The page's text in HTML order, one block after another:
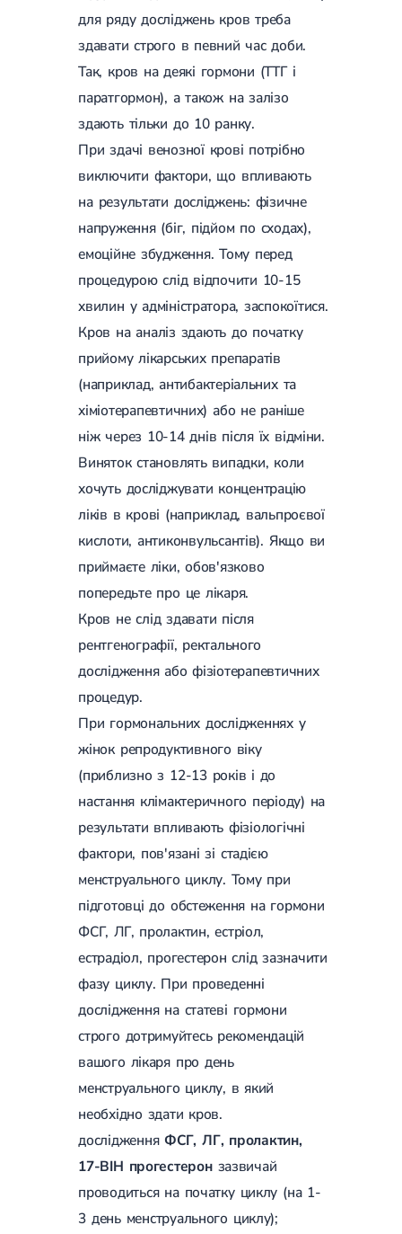
Розрив зв'язок
Розрив зв'язок плечового суглобу
Розрив зв'язок колінного суглоба
Розрив зв'язок гомілковостопного суглобу
Травми сухожиль та м'язів
Ендокринологія
Цукровий діабет
Цукровий діабет 1 типу
Цукровий діабет 2 типу
Нецукровий діабет
Школа діабету
Дифузний токсичний зоб (Базедова хвороба)
Вузловий зоб
Підгострий тиреоїдит
Аутоиммунный тиреоидит
Хронічний тиреоїдит
Гіпертиреоз
Хвороба Іценко-Кушинга
Гіпоталамічний синдром
Кіста щитовидної залози
Метаболічний синдром
Фізіотерапія
Ультразвукова терапія
Ударно-хвильова терапія
Лазерна терапія
Реабілітація після перелому
Реабілітація після вивиху
Реабілітація після ендопротезування
Лікувальна фізкультура
Дерматологія
для ряду досліджень кров треба
здавати строго в певний час доби.
Так, кров на деякі гормони (ТТГ і
паратгормон), а також на залізо
здають тільки до 10 ранку.
При здачі венозної крові потрібно
виключити фактори, що впливають
на результати досліджень: фізичне
напруження (біг, підйом по сходах),
емоційне збудження. Тому перед
процедурою слід відпочити 10-15
хвилин у адміністратора, заспокоїтися.
Кров на аналіз здають до початку
прийому лікарських препаратів
(наприклад, антибактеріальних та
хіміотерапевтичних) або не раніше
ніж через 10-14 днів після їх відміни.
Виняток становлять випадки, коли
хочуть досліджувати концентрацію
ліків в крові (наприклад, вальпроєвої
кислоти, антиконвульсантів). Якщо ви
приймаєте ліки, обов'язково
попередьте про це лікаря.
Кров не слід здавати після
рентгенографії, ректального
дослідження або фізіотерапевтичних
процедур.
При гормональних дослідженнях у
жінок репродуктивного віку
(приблизно з 12-13 років і до
настання клімактеричного періоду) на
результати впливають фізіологічні
фактори, пов'язані зі стадією
менструального циклу. Тому при
підготовці до обстеження на гормони
ФСГ, ЛГ, пролактин, естріол,
естрадіол, прогестерон слід зазначити
фазу циклу. При проведенні
дослідження на статеві гормони
строго дотримуйтесь рекомендацій
вашого лікаря про день
менструального циклу, в який
необхідно здати кров.
дослідженняФСГ, ЛГ, пролактин,
17-ВІН прогестеронзазвичай
проводиться на початку циклу (на 1-
3 день менструального циклу);